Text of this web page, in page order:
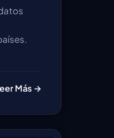
Más →